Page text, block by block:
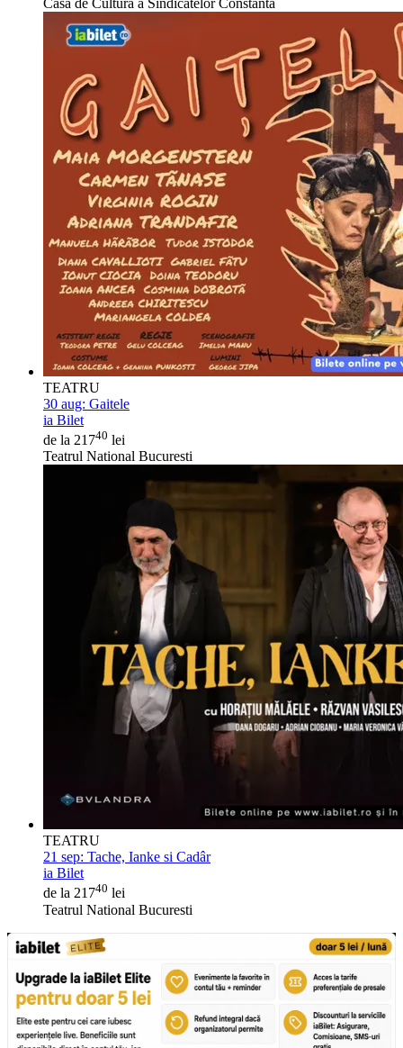
Casa de Cultura a Sindicatelor Constanta
TEATRU
30 aug: Gaitele
ia Bilet
de la 21740 lei
Teatrul National Bucuresti
TEATRU
21 sep: Tache, Ianke si Cadâr
ia Bilet
de la 21740 lei
Teatrul National Bucuresti